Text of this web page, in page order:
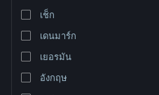
เช็ก
เดนมาร์ก
เยอรมัน
อังกฤษ